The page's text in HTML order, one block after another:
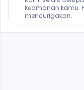
keamanan kamu.
mencurigakan.